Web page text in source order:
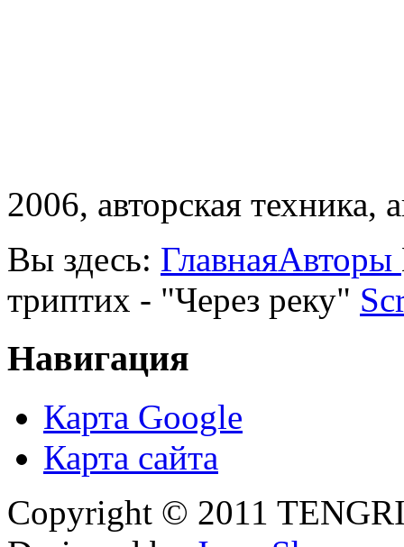
2006, авторская техника,
Вы здесь: ГлавнаяАвторы
триптих - "Через реку"
Навигация
Карта Google
Карта сайта
Copyright © 2011